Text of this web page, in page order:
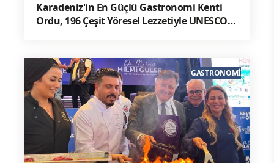
Karadeniz'in En Güçlü Gastronomi Kenti
Ordu, 196 Çeşit Yöresel Lezzetiyle UNESCO
GASTRONOMI